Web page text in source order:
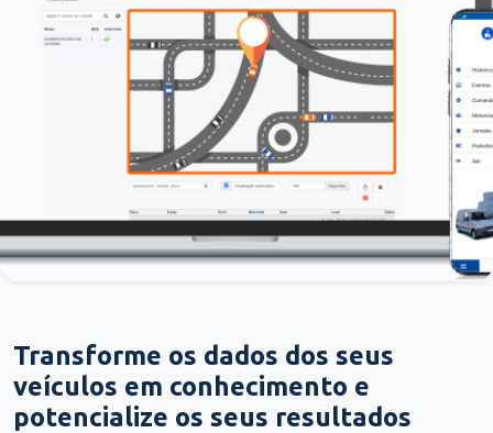
Transforme os dados dos seus
veículos em conhecimento e
potencialize os seus resultados